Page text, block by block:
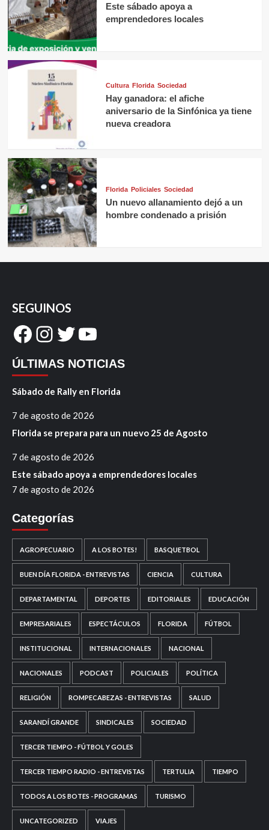
Este sábado apoya a
emprendedores locales
Cultura Florida Sociedad
Hay ganadora: el afiche
aniversario de la Sinfónica ya tiene
nueva creadora
Florida Policiales Sociedad
Un nuevo allanamiento dejó a un
hombre condenado a prisión
SEGUINOS
Facebook
Instagram
Twitter
YouTube
ÚLTIMAS NOTICIAS
Sábado de Rally en Florida
7 de agosto de 2026
Florida se prepara para un nuevo 25 de Agosto
7 de agosto de 2026
Este sábado apoya a emprendedores locales
7 de agosto de 2026
Categorías
AGROPECUARIO A LOS BOTES! BASQUETBOL
BUEN DÍA FLORIDA - ENTREVISTAS CIENCIA CULTURA
DEPARTAMENTAL DEPORTES EDITORIALES EDUCACIÓN
EMPRESARIALES ESPECTÁCULOS FLORIDA FÚTBOL
INSTITUCIONAL INTERNACIONALES NACIONAL
NACIONALES PODCAST POLICIALES POLÍTICA
RELIGIÓN ROMPECABEZAS - ENTREVISTAS SALUD
SARANDÍ GRANDE SINDICALES SOCIEDAD
TERCER TIEMPO - FÚTBOL Y GOLES
TERCER TIEMPO RADIO - ENTREVISTAS TERTULIA TIEMPO
TODOS A LOS BOTES - PROGRAMAS TURISMO
UNCATEGORIZED VIAJES